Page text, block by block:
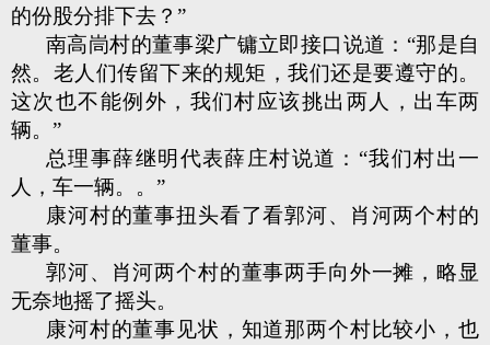
的份股分排下去？”
南高峝村的董事梁广镛立即接口说道：“那是自
然。老人们传留下来的规矩，我们还是要遵守的。
这次也不能例外，我们村应该挑出两人，出车两
辆。”
总理事薛继明代表薛庄村说道：“我们村出一
人，车一辆。。”
康河村的董事扭头看了看郭河、肖河两个村的
董事。
郭河、肖河两个村的董事两手向外一摊，略显
无奈地摇了摇头。
康河村的董事见状，知道那两个村比较小，也